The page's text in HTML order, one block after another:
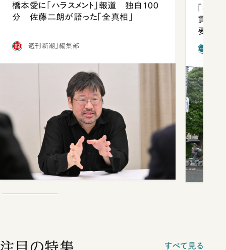
橋本愛に「ハラスメント」報道 独白100
分 佐藤二朗が語った「全真相」
「週刊新潮」編集部
「早
貫校へ
要だっ
すべて見る